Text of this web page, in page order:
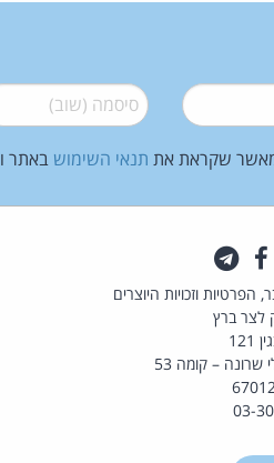
סיסמה (שוב)*
שקראת את תנאי השימוש באתר ו
טוויטרפייסבוק
הפרטיות וזכויות היוצרים
לצר ברץ
שרונה – קומה 53